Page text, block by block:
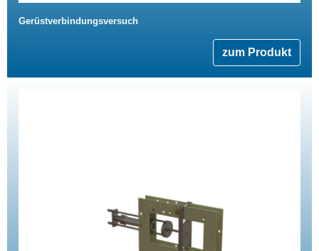
Gerüstverbindungsversuch
zum Produkt